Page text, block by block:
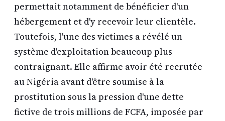
permettait notamment de bénéficier d'un
hébergement et d'y recevoir leur clientèle.
Toutefois, l'une des victimes a révélé un
système d'exploitation beaucoup plus
contraignant. Elle affirme avoir été recrutée
au Nigéria avant d'être soumise à la
prostitution sous la pression d'une dette
fictive de trois millions de FCFA, imposée par